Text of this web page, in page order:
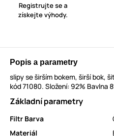
Registrujte se a
získejte výhody.
Popis a parametry
slipy se širším bokem, širší bok,
kód 71080. Složení: 92% Bavlna
Základní parametry
Filtr Barva
Materiál